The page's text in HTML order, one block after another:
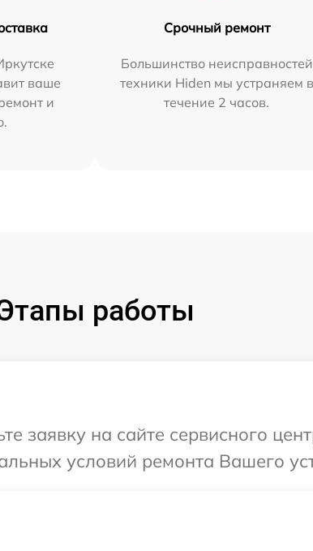
ваше
и
Срочный ремонт
Большинство неисправностей
техники Hiden мы устраняем в
течение 2 часов.
работы
заявку на сайте сервисного
условий ремонта Вашего